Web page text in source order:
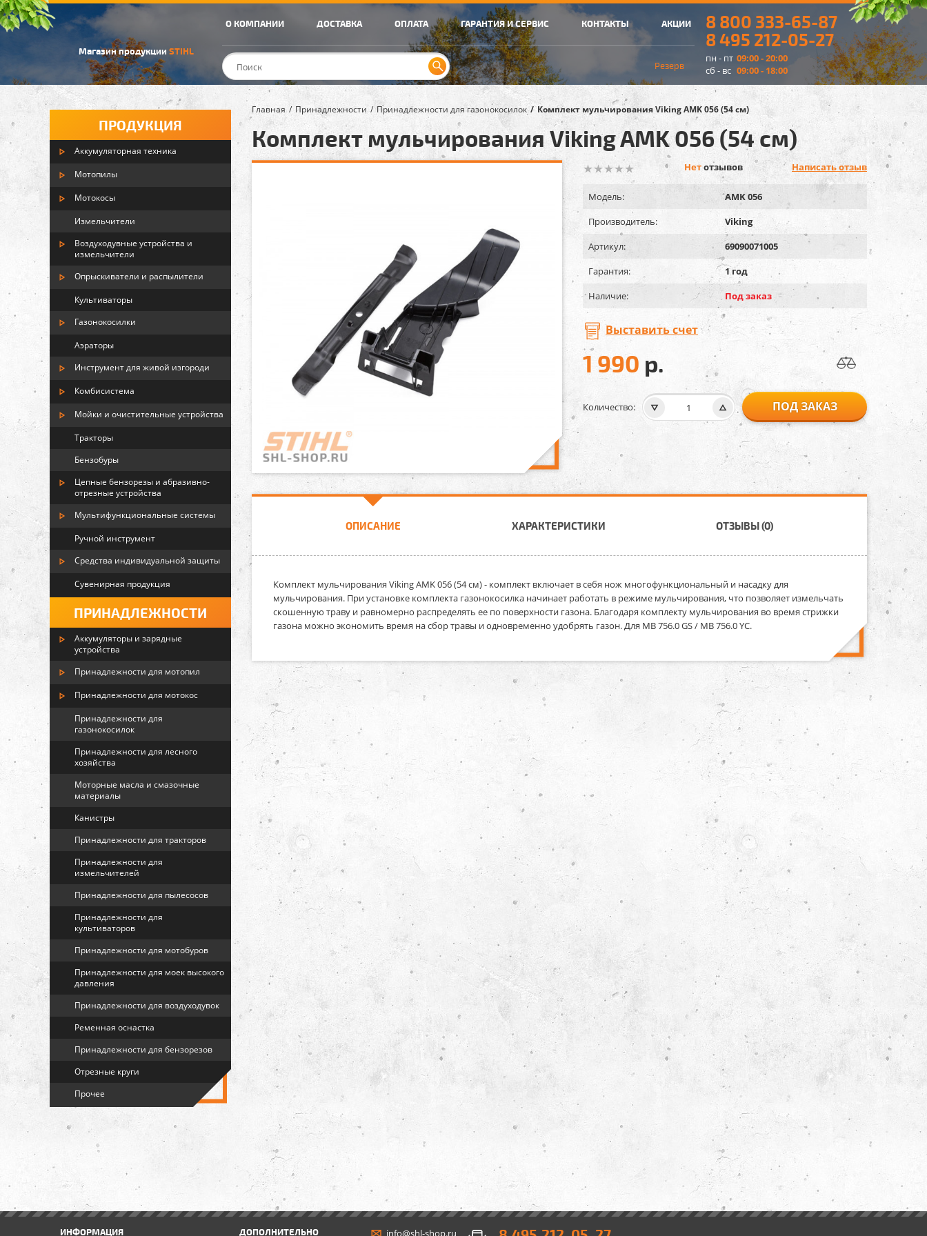
Магазин продукции STIHL
О КОМПАНИИ ДОСТАВКА ОПЛАТА ГАРАНТИЯ И СЕРВИС КОНТАКТЫ АКЦИИ
Резерв
8 800 333-65-87
8 495 212-05-27
пн - пт 09:00 - 20:00
сб - вс 09:00 - 18:00
ПРОДУКЦИЯ
Аккумуляторная техника
Мотопилы
Мотокосы
Измельчители
Воздуходувные устройства и
измельчители
Опрыскиватели и распылители
Культиваторы
Газонокосилки
Аэраторы
Инструмент для живой изгороди
Комбисистема
Мойки и очистительные устройства
Тракторы
Бензобуры
Цепные бензорезы и абразивно-
отрезные устройства
Мультифункциональные системы
Ручной инструмент
Средства индивидуальной защиты
Сувенирная продукция
ПРИНАДЛЕЖНОСТИ
Аккумуляторы и зарядные
устройства
Принадлежности для мотопил
Принадлежности для мотокос
Принадлежности для
газонокосилок
Принадлежности для лесного
хозяйства
Моторные масла и смазочные
материалы
Канистры
Принадлежности для тракторов
Принадлежности для
измельчителей
Принадлежности для пылесосов
Принадлежности для
культиваторов
Принадлежности для мотобуров
Принадлежности для моек высокого
давления
Принадлежности для воздуходувок
Ременная оснастка
Принадлежности для бензорезов
Отрезные круги
Прочее
Главная Принадлежности Принадлежности для газонокосилок Комплект мульчирования Viking AMK 056 (54 см)
Комплект мульчирования Viking AMK 056 (54 см)
Нетотзывов Написать отзыв
Модель:
AMK 056
Производитель:
Viking
Артикул:
69090071005
Гарантия:
1 год
Наличие:
Под заказ
Выставить счет
1 990 р.
Количество: ПОД ЗАКАЗ
ОПИСАНИЕ ХАРАКТЕРИСТИКИ ОТЗЫВЫ (0)
Комплект мульчирования Viking AMK 056 (54 см)- комплект включает в себя нож многофункциональный и насадку для
мульчирования. При установке комплекта газонокосилка начинает работать в режиме мульчирования, что позволяет измельчать
скошенную траву и равномерно распределять ее по поверхности газона. Благодаря комплекту мульчирования во время стрижки
газона можно экономить время на сбор травы и одновременно удобрять газон. Для MB 756.0 GS / MB 756.0 YC.
ИНФОРМАЦИЯ ДОПОЛНИТЕЛЬНО info@shl-shop.ru